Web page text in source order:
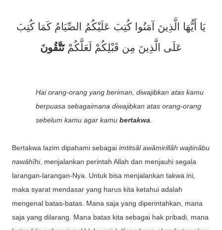
يَا أَيُّهَا الَّذِينَ آمَنُوا كُتِبَ عَلَيْكُمُ الصِّيَامُ كَمَا كُتِبَ
عَلَى الَّذِينَ مِن قَبْلِكُمْ لَعَلَّكُمْتَتَّقُونَ
Hai orang-orang yang beriman, diwajibkan atas kamu
berpuasa sebagaimana diwajibkan atas orang-orang
sebelum kamu agar kamu bertakwa
Bertakwa lazim dipahami sebagai imtitsâl awâmirillâh wajtinâbu
nawâhîhi, menjalankan perintah Allah dan menjauhi segala
larangan-larangan-Nya. Untuk bisa menjalankan takwa ini,
maka syarat mendasar yang harus kita ketahui adalah
mengenal batas-batas. Mana saja yang diperintahkan, mana
saja yang dilarang. Mana batas kita sebagai hak pribadi, mana